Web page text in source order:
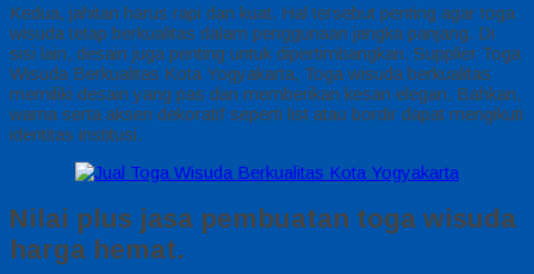
Kedua, jahitan harus rapi dan kuat. Hal tersebut penting agar toga
wisuda tetap berkualitas dalam penggunaan jangka panjang. Di
sisi lain, desain juga penting untuk dipertimbangkan. Supplier Toga
Wisuda Berkualitas Kota Yogyakarta, Toga wisuda berkualitas
memiliki desain yang pas dan memberikan kesan elegan. Bahkan,
warna serta aksen dekoratif seperti list atau bordir dapat mengikuti
identitas institusi.
Nilai plus jasa pembuatan toga wisuda
harga hemat.